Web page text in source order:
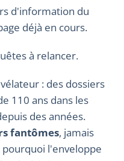
d'information du
déjà en cours.
à relancer.
: des dossiers
110 ans dans les
des années.
fantômes, jamais
l'enveloppe